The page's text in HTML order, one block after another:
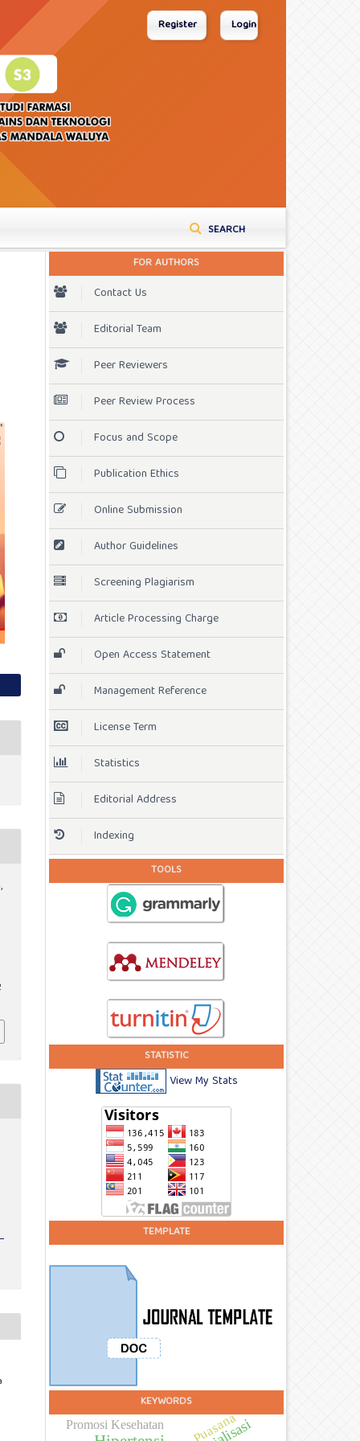
SEARCH
Register Login
FOR AUTHORS
Contact Us
Editorial Team
Peer Reviewers
Peer Review Process
Focus and Scope
Publication Ethics
Online Submission
Author Guidelines
Screening Plagiarism
Article Processing Charge
Open Access Statement
Management Reference
License Term
Statistics
Editorial Address
Indexing
TOOLS
STATISTIC
View My Stats
TEMPLATE
KEYWORDS
Promosi Kesehatan